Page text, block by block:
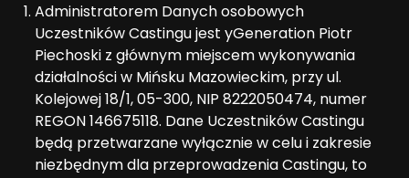
Administratorem Danych osobowych
Uczestników Castingu jest yGeneration Piotr
Piechoski z głównym miejscem wykonywania
działalności w Mińsku Mazowieckim, przy ul.
Kolejowej 18/1, 05-300, NIP 8222050474, numer
REGON 146675118. Dane Uczestników Castingu
będą przetwarzane wyłącznie w celu i zakresie
niezbędnym dla przeprowadzenia Castingu, to